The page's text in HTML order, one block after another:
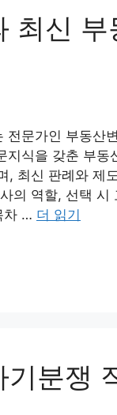
최신 부
문가인 부동산
식을 갖춘 부동
최신 판례와 제
의 역할, 선택 시
차 … 더 읽기
분쟁